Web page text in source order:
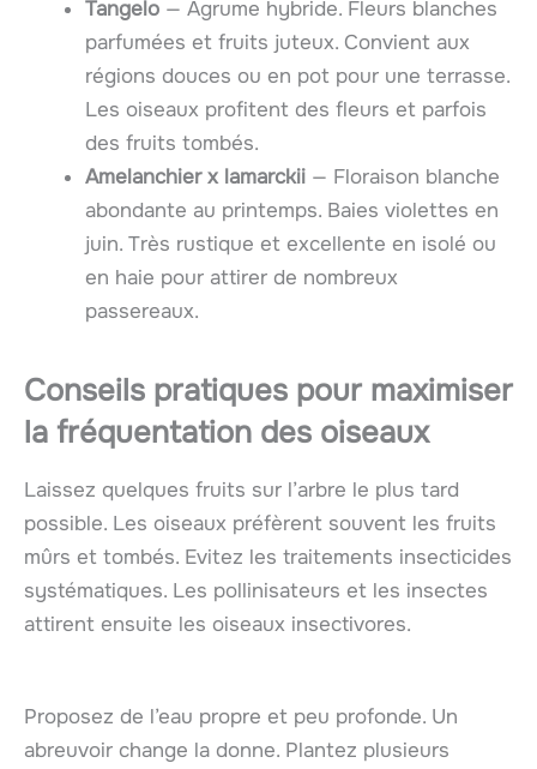
Tangelo — Agrume hybride. Fleurs blanches
parfumées et fruits juteux. Convient aux
régions douces ou en pot pour une terrasse.
Les oiseaux profitent des fleurs et parfois
des fruits tombés.
Amelanchier x lamarckii — Floraison blanche
abondante au printemps. Baies violettes en
juin. Très rustique et excellente en isolé ou
en haie pour attirer de nombreux
passereaux.
Conseils pratiques pour maximiser
la fréquentation des oiseaux
Laissez quelques fruits sur l’arbre le plus tard
possible. Les oiseaux préfèrent souvent les fruits
mûrs et tombés. Evitez les traitements insecticides
systématiques. Les pollinisateurs et les insectes
attirent ensuite les oiseaux insectivores.
Proposez de l’eau propre et peu profonde. Un
abreuvoir change la donne. Plantez plusieurs